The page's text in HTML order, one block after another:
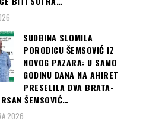
SUDBINA SLOMILA
PORODICU ŠEMSOVIĆ IZ
NOVOG PAZARA: U SAMO
GODINU DANA NA AHIRET
PRESELILA DVA BRATA-
ŠEMSOVIĆ…
2026